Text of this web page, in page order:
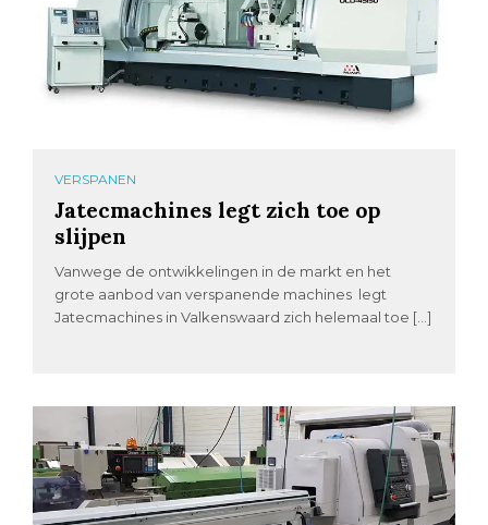
VERSPANEN
Jatecmachines legt zich toe op
slijpen
Vanwege de ontwikkelingen in de markt en het
grote aanbod van verspanende machines legt
Jatecmachines in Valkenswaard zich helemaal toe […]